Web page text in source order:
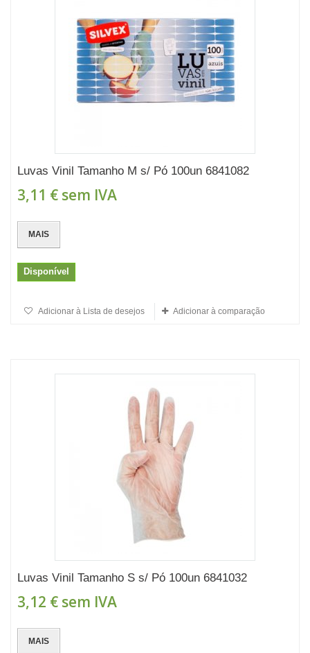
Luvas Vinil Tamanho M s/ Pó 100un 6841082
3,11 € sem IVA
MAIS
Disponível
Adicionar à Lista de desejos Adicionar à comparação
Luvas Vinil Tamanho S s/ Pó 100un 6841032
3,12 € sem IVA
MAIS